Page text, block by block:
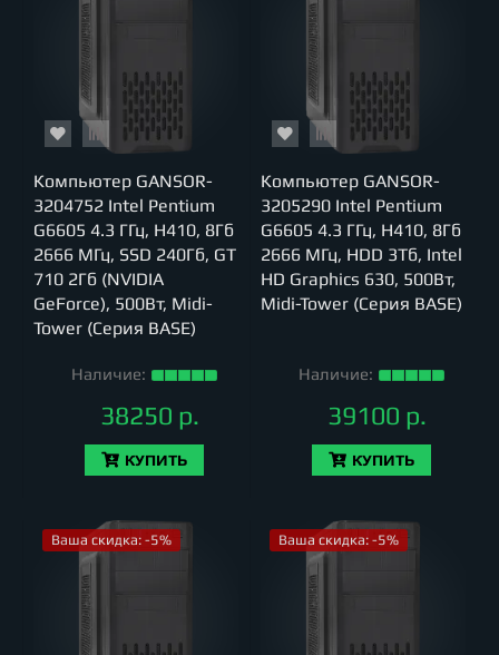
Компьютер GANSOR-
3204752 Intel Pentium
G6605 4.3 ГГц, H410, 8Гб
2666 МГц, SSD 240Гб, GT
710 2Гб (NVIDIA
GeForce), 500Вт, Midi-
Tower (Серия BASE)
Наличие:
38250 р.
КУПИТЬ
Компьютер GANSOR-
3205290 Intel Pentium
G6605 4.3 ГГц, H410, 8Гб
2666 МГц, HDD 3Тб, Intel
HD Graphics 630, 500Вт,
Midi-Tower (Серия BASE)
Наличие:
39100 р.
КУПИТЬ
Ваша скидка: -5% Ваша скидка: -5%